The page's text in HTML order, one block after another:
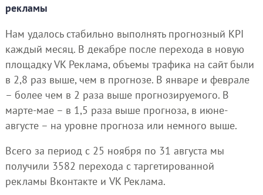
рекламы
Нам удалось стабильно выполнять прогнозный KPI
каждый месяц. В декабре после перехода в новую
площадку VK Реклама, объемы трафика на сайт были
в 2,8 раз выше, чем в прогнозе. В январе и феврале
– более чем в 2 раза выше прогнозируемого. В
марте-мае – в 1,5 раза выше прогноза, в июне-
августе – на уровне прогноза или немного выше.
Всего за период с 25 ноября по 31 августа мы
получили 3582 перехода с таргетированной
рекламы Вконтакте и VK Реклама.